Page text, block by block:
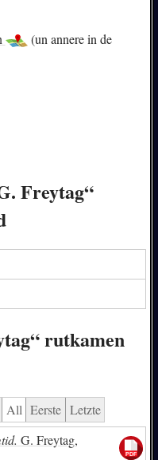
(un annere in de
Freytag“
rutkamen
All Eerste Letzte
G. Freytag,